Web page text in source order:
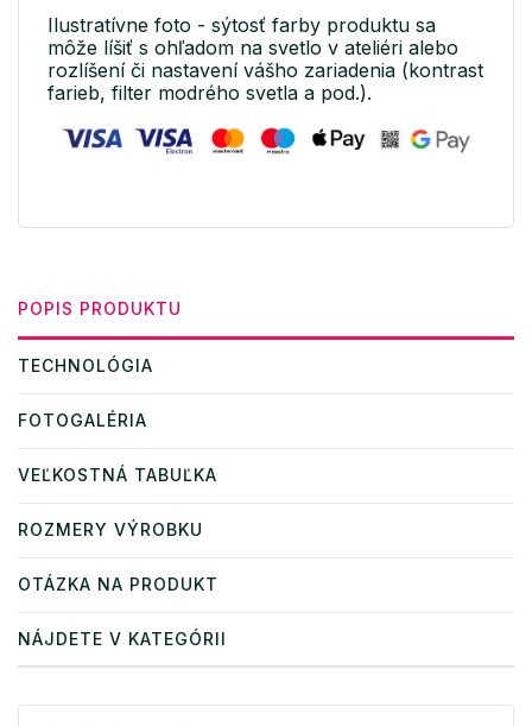
Ilustratívne foto - sýtosť farby produktu sa
môže líšiť s ohľadom na svetlo v ateliéri alebo
rozlíšení či nastavení vášho zariadenia (kontrast
farieb, filter modrého svetla a pod.).
POPIS PRODUKTU
TECHNOLÓGIA
FOTOGALÉRIA
VEĽKOSTNÁ TABUĽKA
ROZMERY VÝROBKU
OTÁZKA NA PRODUKT
NÁJDETE V KATEGÓRII